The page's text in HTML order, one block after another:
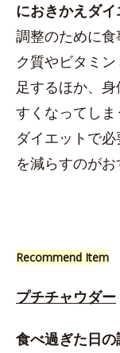
におきかえダ
調整のために
ク質やビタミ
足するほか、
すくなってしま
ダイエットで
を減らすのがお
Recommend Item
プチチャウダー
食べ過ぎた日の